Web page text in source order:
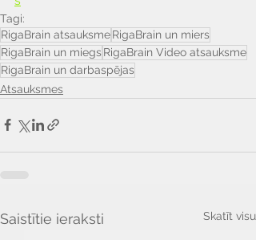
Tagi:
RigaBrain atsauksmeRigaBrain un miers
RigaBrain un miegs RigaBrain Video atsauksme
RigaBrain un darbaspējas
Atsauksmes
Saistītie ieraksti Skatīt visu